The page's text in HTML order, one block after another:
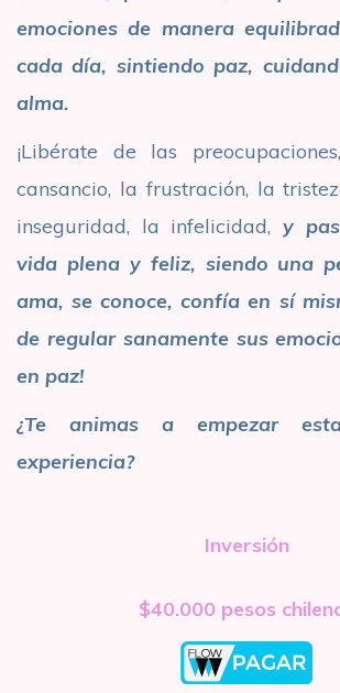
emociones de manera
cada día, sintiendo paz,
alma.
¡Libérate de las
cansancio, la frustración, la
inseguridad, la infelicidad, y
vida plena y feliz, siendo una
ama, se conoce, confía en sí
de regular sanamente sus
en paz!
¿Te animas a empezar
experiencia?
Inversión
$40.000 pesos